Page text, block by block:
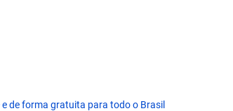
de forma gratuita para todo o Brasil